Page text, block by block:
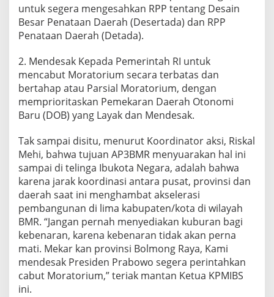
untuk segera mengesahkan RPP tentang Desain
Besar Penataan Daerah (Desertada) dan RPP
Penataan Daerah (Detada).
2. Mendesak Kepada Pemerintah RI untuk
mencabut Moratorium secara terbatas dan
bertahap atau Parsial Moratorium, dengan
memprioritaskan Pemekaran Daerah Otonomi
Baru (DOB) yang Layak dan Mendesak.
Tak sampai disitu, menurut Koordinator aksi, Riskal
Mehi, bahwa tujuan AP3BMR menyuarakan hal ini
sampai di telinga Ibukota Negara, adalah bahwa
karena jarak koordinasi antara pusat, provinsi dan
daerah saat ini menghambat akselerasi
pembangunan di lima kabupaten/kota di wilayah
BMR. “Jangan pernah menyediakan kuburan bagi
kebenaran, karena kebenaran tidak akan perna
mati. Mekar kan provinsi Bolmong Raya, Kami
mendesak Presiden Prabowo segera perintahkan
cabut Moratorium,” teriak mantan Ketua KPMIBS
ini.